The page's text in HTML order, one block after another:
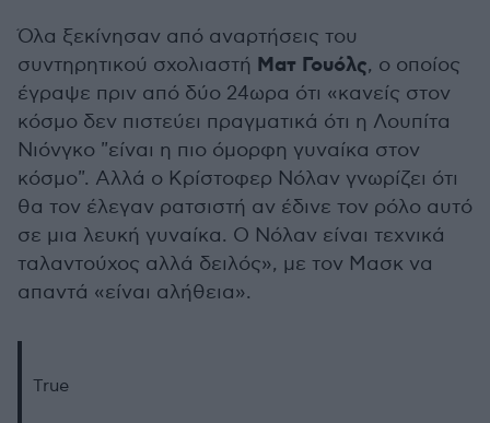
Όλα ξεκίνησαν από αναρτήσεις του
συντηρητικού σχολιαστή Ματ Γουόλς, ο οποίος
έγραψε πριν από δύο 24ωρα ότι «κανείς στον
κόσμο δεν πιστεύει πραγματικά ότι η Λουπίτα
Νιόνγκο "είναι η πιο όμορφη γυναίκα στον
κόσμο". Αλλά ο Κρίστοφερ Νόλαν γνωρίζει ότι
θα τον έλεγαν ρατσιστή αν έδινε τον ρόλο αυτό
σε μια λευκή γυναίκα. Ο Νόλαν είναι τεχνικά
ταλαντούχος αλλά δειλός», με τον Μασκ να
απαντά «είναι αλήθεια».
True